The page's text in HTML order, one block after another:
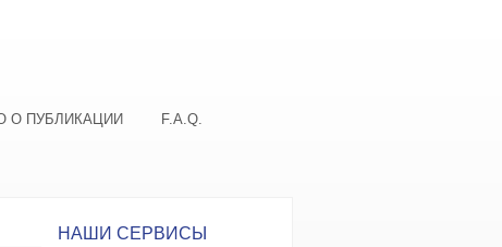
О ПУБЛИКАЦИИ F.A.Q.
НАШИ СЕРВИСЫ